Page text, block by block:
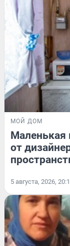
МОЙ ДОМ
Маленькая
от
5 августа, 2026,